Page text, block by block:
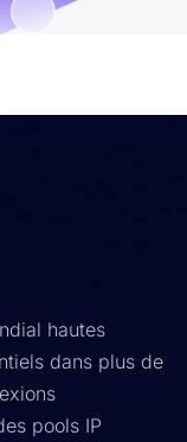
hautes
dans plus de
pools IP